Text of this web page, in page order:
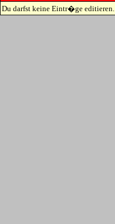
Du darfst keine Eintr�ge editieren.